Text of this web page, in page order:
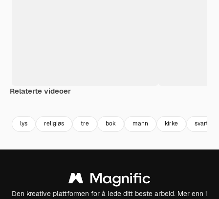
Relaterte videoer
lys religiøs tre bok mann kirke svart
Den kreative plattformen for å lede ditt beste arbeid. Mer enn 1